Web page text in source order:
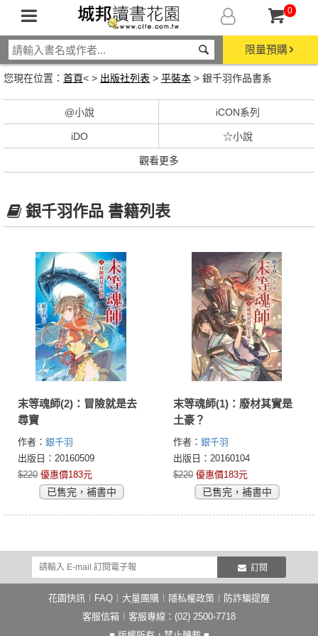
0
限量預購
您現在位置： 首頁< > 出版社列表 > 平裝本 > 銀千羽作品書系
@小說 iCON系列
iDO ☆小說
觀看更多
銀千羽作品 書籍列表
末等魂師(2)：冒險就是去
尋寶
作者： 銀千羽
出版日：20160509
$220 優惠價183元
已售完，補書中
末等魂師(1)：廢材其實是
土豪？
作者： 銀千羽
出版日：20160104
$220 優惠價183元
已售完，補書中
訂閱
花園快訊 FAQ 大量團購 隱私權政策
防詐騙提醒
客服信箱 ︱客服專線：(02) 2500-7718